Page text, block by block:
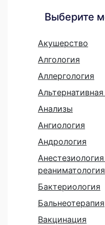
Выберите
Акушерство
Алгология
Аллергология
Анализы
Ангиология
Андрология
реаниматология
Бактериология
Бальнеотерапия
Вакцинация